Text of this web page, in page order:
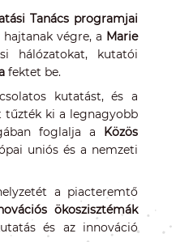
Tanács programjai
végre, a Marie
hálózatokat, kutatói
fektet be.
kutatást, és a
tűzték ki a legnagyobb
foglalja a Közös
uniós és a nemzeti
a piacteremtő
ökoszisztémák
és az innováció